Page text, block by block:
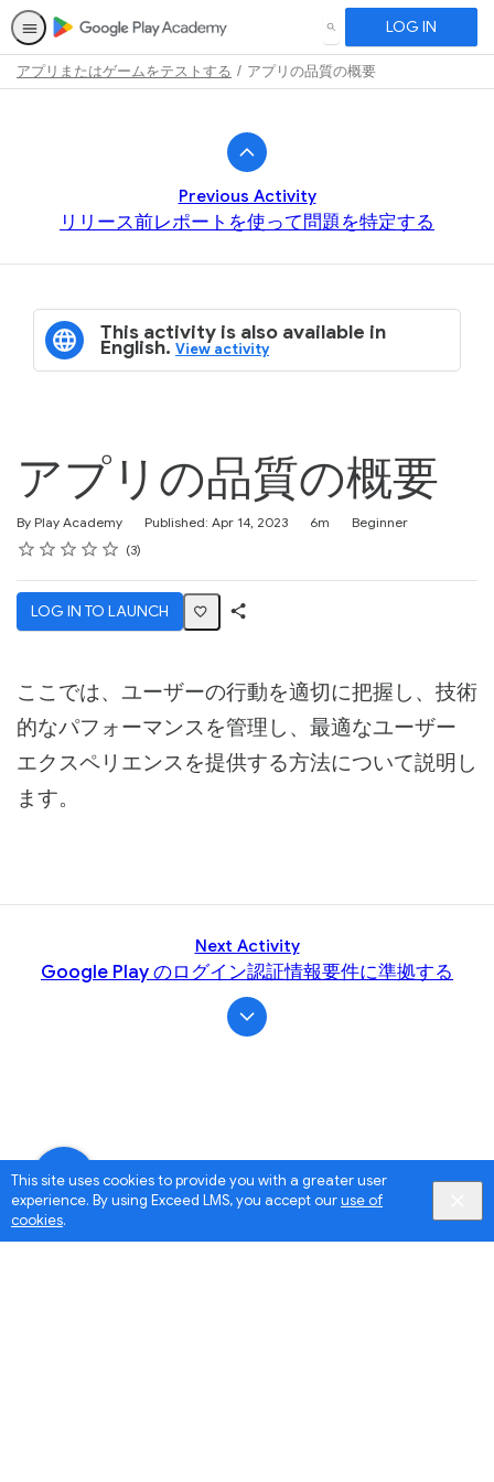
This site uses cookies to provide you with a greater user
experience. By using Exceed LMS, you accept ouruse of
cookies.
SEARCH LOG IN
アプリまたはゲームをテストする アプリの品質の概要
Previous Activity
リリース前レポートを使って問題を特定する
This activity is also available in
English.View activity
アプリの品質の概要
By Play Academy Published: Apr 14, 2023
Duration 6m
Difficulty
Beginner
Rating
1 star
2 stars
3 stars
4 stars
5 stars
Average rating: 4.3 3
3 reviews
LOG IN TO LAUNCH
ここでは、ユーザーの行動を適切に把握し、技術
的なパフォーマンスを管理し、最適なユーザー
エクスペリエンスを提供する方法について説明し
ます。
Next Activity
Google Play のログイン認証情報要件に準拠する